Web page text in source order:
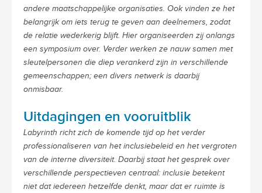
andere maatschappelijke organisaties. Ook vinden ze het
belangrijk om iets terug te geven aan deelnemers, zodat
de relatie wederkerig blijft. Hier organiseerden zij onlangs
een symposium over. Verder werken ze nauw samen met
sleutelpersonen die diep verankerd zijn in verschillende
gemeenschappen; een divers netwerk is daarbij
onmisbaar.
Uitdagingen en vooruitblik
Labyrinth richt zich de komende tijd op het verder
professionaliseren van het inclusiebeleid en het vergroten
van de interne diversiteit. Daarbij staat het gesprek over
verschillende perspectieven centraal: inclusie betekent
niet dat iedereen hetzelfde denkt, maar dat er ruimte is